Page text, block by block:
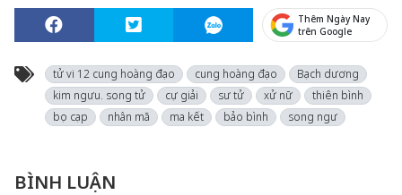
Thêm Ngày Nay
trên Google
tử vi 12 cung hoàng đạo cung hoàng đạo
Bạch dương
kim ngưu. song tử
cự giải sư tử xử nữ
thiên bình
bọ cạp
nhân mã ma kết bảo bình song ngư
BÌNH LUẬN